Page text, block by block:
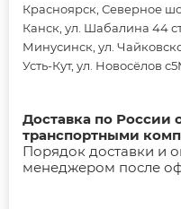
Красноярск, Северное
Канск, ул. Шабалина 44
Минусинск, ул.
Усть-Кут, ул. Новосёлов
Доставка по России
транспортными
Порядок доставки и
менеджером после